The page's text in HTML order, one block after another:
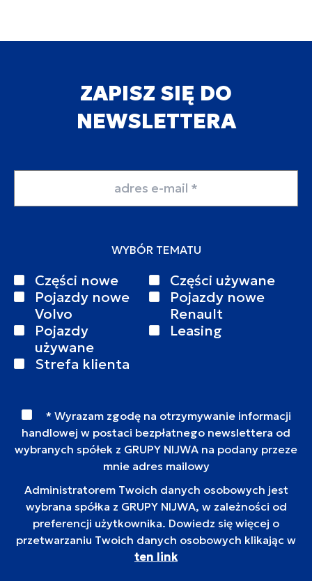
ZAPISZ SIĘ DO
NEWSLETTERA
WYBÓR TEMATU
Części nowe
Części używane
Pojazdy nowe
Volvo
Pojazdy nowe
Renault
Pojazdy
używane
Leasing
Strefa klienta
* Wyrazam zgodę na otrzymywanie informacji
handlowej w postaci bezpłatnego newslettera od
wybranych spółek z GRUPY NIJWA na podany przeze
mnie adres mailowy
Administratorem Twoich danych osobowych jest
wybrana spółka z GRUPY NIJWA, w zależności od
preferencji użytkownika. Dowiedz się więcej o
przetwarzaniu Twoich danych osobowych klikając w
ten link